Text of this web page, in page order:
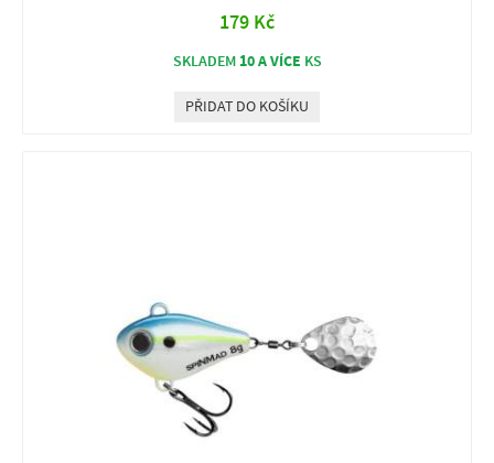
179 Kč
SKLADEM 10 A VÍCE KS
PŘIDAT DO KOŠÍKU